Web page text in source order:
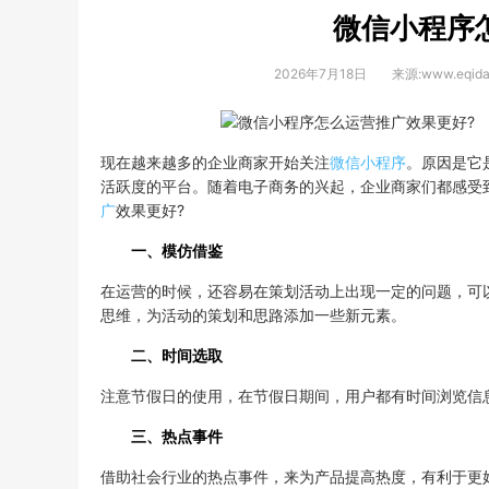
微信小程序
2026年7月18日 来源
现在越来越多的企业商家开始关注微信小程序。原因是它
活跃度的平台。随着电子商务的兴起，企业商家们都感
广效果更好?
一、模仿借鉴
在运营的时候，还容易在策划活动上出现一定的问题，
思维，为活动的策划和思路添加一些新元素。
二、时间选取
注意节假日的使用，在节假日期间，用户都有时间浏览
三、热点事件
借助社会行业的热点事件，来为产品提高热度，有利于